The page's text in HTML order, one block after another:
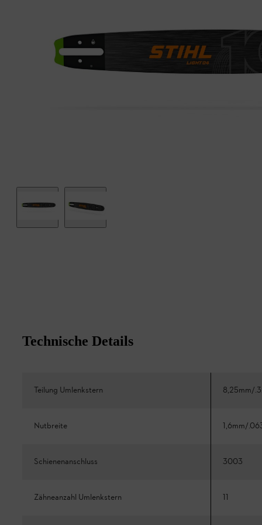
Technische Details
Teilung Umlenkstern 8,25mm/
Nutbreite 1,6mm/
Schienenanschluss 3003
Zähneanzahl Umlenkstern 11